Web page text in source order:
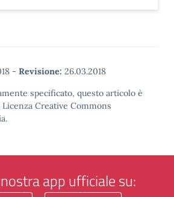
- Revisione: 26.03.2018
specificato, questo articolo è
Creative Commons
app ufficiale su: